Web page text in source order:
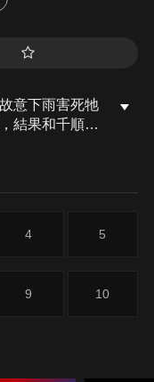
意下雨害死牠
結果和千順宮
走大轎的儀式
，領潛水媽的
地區淹大水，
4 5
9 10